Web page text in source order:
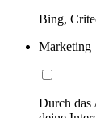
Bing,
Marketing
Durch das